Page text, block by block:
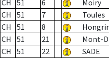
CH 51 6 Moiry
CH
51 7 Toules
CH
51 8
CH
51 21 Mont-
CH
51 22 SADE